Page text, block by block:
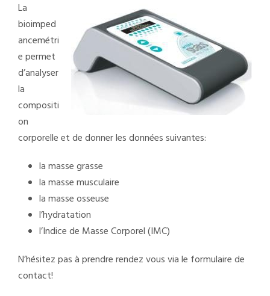
La
bioimped
ancemétri
e permet
d’analyser
la
compositi
on
corporelle et de donner les données suivantes:
la masse grasse
la masse musculaire
la masse osseuse
l’hydratation
l’Indice de Masse Corporel (IMC)
N’hésitez pas à prendre rendez vous via le formulaire de
contact!